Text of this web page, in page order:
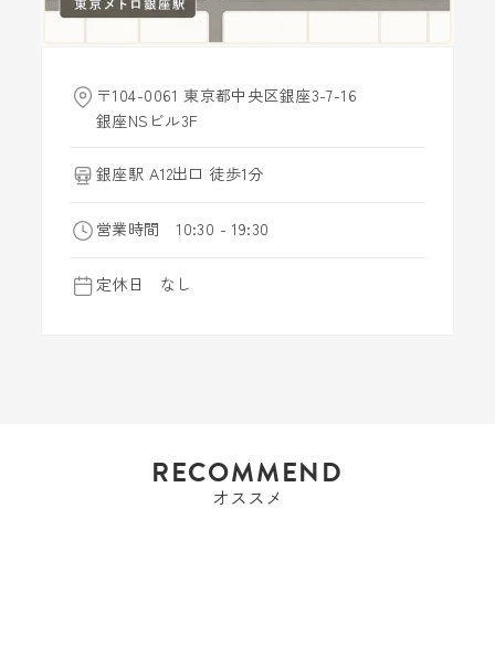
〒104-0061 東京都中央区銀座3-7-16
銀座NSビル3F
銀座駅 A12出口 徒歩1分
営業時間 10:30 - 19:30
定休日 なし
RECOMMEND
オススメ